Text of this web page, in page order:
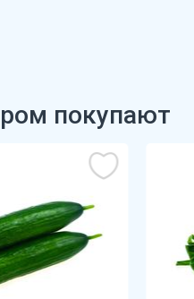
покупают